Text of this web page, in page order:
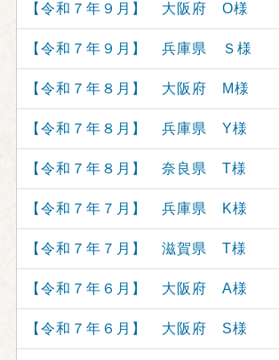
【令和７年９月】 大阪府 O様
【令和７年９月】 兵庫県 Ｓ様
【令和７年８月】 大阪府 M様
【令和７年８月】 兵庫県 Y様
【令和７年８月】 奈良県 T様
【令和７年７月】 兵庫県 K様
【令和７年７月】 滋賀県 T様
【令和７年６月】 大阪府 A様
【令和７年６月】 大阪府 S様